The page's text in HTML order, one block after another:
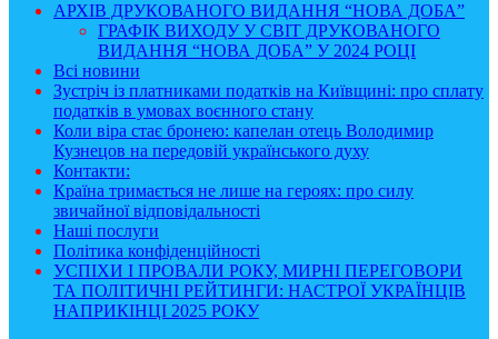
АРХІВ ДРУКОВАНОГО ВИДАННЯ “НОВА ДОБА”
ГРАФІК ВИХОДУ У СВІТ ДРУКОВАНОГО
ВИДАННЯ “НОВА ДОБА” У 2024 РОЦІ
Всі новини
Зустріч із платниками податків на Київщині: про сплату
податків в умовах воєнного стану
Коли віра стає бронею: капелан отець Володимир
Кузнецов на передовій українського духу
Контакти:
Країна тримається не лише на героях: про силу
звичайної відповідальності
Наші послуги
Політика конфіденційності
УСПІХИ І ПРОВАЛИ РОКУ, МИРНІ ПЕРЕГОВОРИ
ТА ПОЛІТИЧНІ РЕЙТИНГИ: НАСТРОЇ УКРАЇНЦІВ
НАПРИКІНЦІ 2025 РОКУ